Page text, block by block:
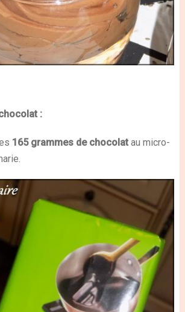
:
165 grammes de chocolatau micro-